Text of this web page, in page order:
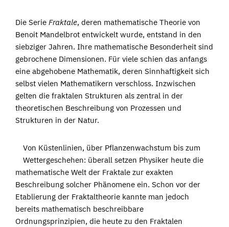
Die Serie Fraktale, deren mathematische Theorie von
Benoit Mandelbrot entwickelt wurde, entstand in den
siebziger Jahren. Ihre mathematische Besonderheit sind
gebrochene Dimensionen. Für viele schien das anfangs
eine abgehobene Mathematik, deren Sinnhaftigkeit sich
selbst vielen Mathematikern verschloss. Inzwischen
gelten die fraktalen Strukturen als zentral in der
theoretischen Beschreibung von Prozessen und
Strukturen in der Natur.
Von Küstenlinien, über Pflanzenwachstum bis zum
Wettergeschehen: überall setzen Physiker heute die
mathematische Welt der Fraktale zur exakten
Beschreibung solcher Phänomene ein. Schon vor der
Etablierung der Fraktaltheorie kannte man jedoch
bereits mathematisch beschreibbare
Ordnungsprinzipien, die heute zu den Fraktalen